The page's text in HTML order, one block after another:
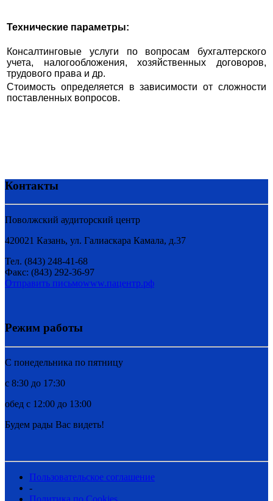
Технические параметры:
Консалтинговые услуги по вопросам бухгалтерского
учета, налогообложения, хозяйственных договоров,
трудового права и др.
Стоимость определяется в зависимости от сложности
поставленных вопросов.
Контакты
Поволжский аудиторский центр
420021 Казань, ул. Галиаскара Камала, д.37
Тел. (843) 248-41-68
Факс: (843) 292-36-97
Отправить письмоwww.пацентр.рф
Режим работы
C понедельника по пятницу
с 8:30 до 17:30
обед с 12:00 до 13:00
Будем рады Вас видеть!
Пользовательское соглашение
-
Политика по Cookies